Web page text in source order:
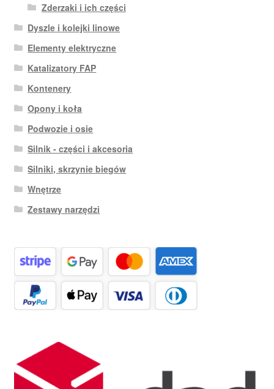
Zderzaki i ich części
Dyszle i kolejki linowe
Elementy elektryczne
Katalizatory FAP
Kontenery
Opony i koła
Podwozie i osie
Silnik - części i akcesoria
Silniki, skrzynie biegów
Wnętrze
Zestawy narzędzi